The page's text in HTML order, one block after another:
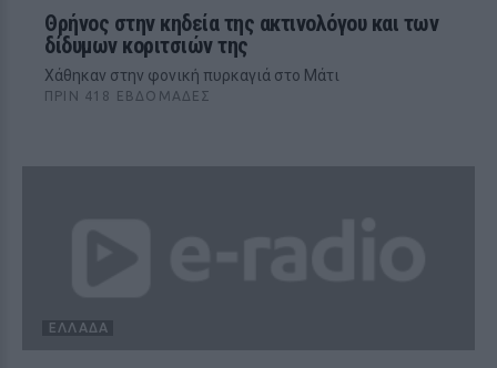
Θρήνος στην κηδεία της ακτινολόγου και των
δίδυμων κοριτσιών της
Χάθηκαν στην φονική πυρκαγιά στο Μάτι
ΠΡΙΝ 418 ΕΒΔΟΜΆΔΕΣ
ΕΛΛΆΔΑ